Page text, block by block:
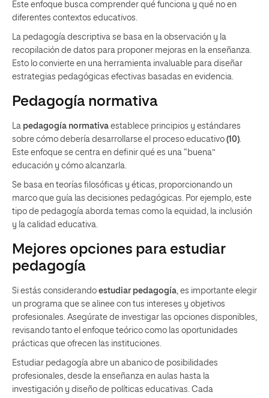
Este enfoque busca comprender qué funciona y qué no en
diferentes contextos educativos.
La pedagogía descriptiva se basa en la observación y la
recopilación de datos para proponer mejoras en la enseñanza.
Esto lo convierte en una herramienta invaluable para diseñar
estrategias pedagógicas efectivas basadas en evidencia.
Pedagogía normativa
La pedagogía normativa establece principios y estándares
sobre cómo debería desarrollarse el proceso educativo (10).
Este enfoque se centra en definir qué es una “buena”
educación y cómo alcanzarla.
Se basa en teorías filosóficas y éticas, proporcionando un
marco que guía las decisiones pedagógicas. Por ejemplo, este
tipo de pedagogía aborda temas como la equidad, la inclusión
y la calidad educativa.
Mejores opciones para estudiar
pedagogía
Si estás considerando estudiar pedagogía, es importante elegir
un programa que se alinee con tus intereses y objetivos
profesionales. Asegúrate de investigar las opciones disponibles,
revisando tanto el enfoque teórico como las oportunidades
prácticas que ofrecen las instituciones.
Estudiar pedagogía abre un abanico de posibilidades
profesionales, desde la enseñanza en aulas hasta la
investigación y diseño de políticas educativas. Cada